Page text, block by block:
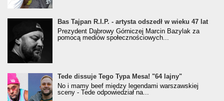
Bas Tajpan R.I.P. - artysta odszedł w wieku 47 lat
Prezydent Dąbrowy Górniczej Marcin Bazylak za
pomocą mediów społecznościowych...
Tede dissuje Tego Typa Mesa! "64 lajny"
No i mamy beef między legendami warszawskiej
sceny - Tede odpowiedział na...